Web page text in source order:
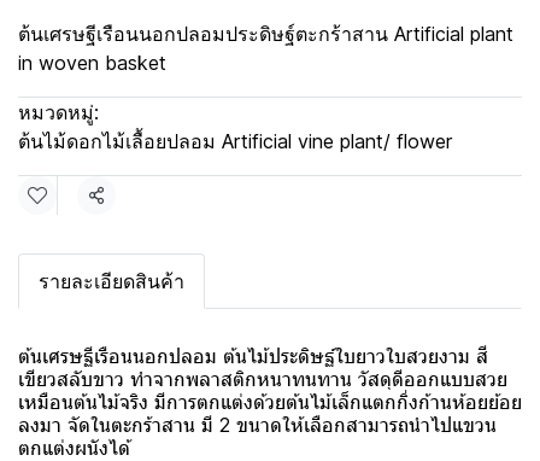
ต้นเศรษฐีเรือนนอกปลอมประดิษฐ์ตะกร้าสาน Artificial plant
in woven basket
หมวดหมู่:
ต้นไม้ดอกไม้เลื้อยปลอม Artificial vine plant/ flower
แชร์
รายละเอียดสินค้า
ต้นเศรษฐีเรือนนอกปลอม ต้นไม้ประดิษฐ์ใบยาวใบสวยงาม สี
เขียวสลับขาว ทำจากพลาสติกหนาทนทาน วัสดุดีออกแบบสวย
เหมือนต้นไม้จริง มีการตกแต่งด้วยต้นไม้เล็กแตกกิ่งก้านห้อยย้อย
ลงมา จัดในตะกร้าสาน มี 2 ขนาดให้เลือกสามารถนำไปแขวน
ตกแต่งผนังได้